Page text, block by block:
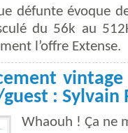
défunte évoque
du 56k au
l’offre Extense.
: Sylvain
Whaouh ! Ça ne